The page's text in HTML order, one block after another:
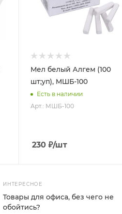
Мел белый Алгем (100
шт;уп), МШБ-100
Есть в наличии
Арт.: МШБ-100
230₽/шт
ИНТЕРЕСНОЕ
Товары для офиса, без чего не
обойтись?